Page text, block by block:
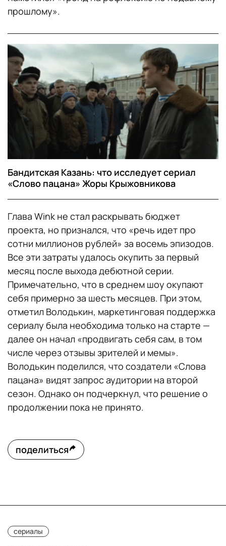
прошлому».
Бандитская Казань: что исследует сериал
«Слово пацана» Жоры Крыжовникова
Глава Wink не стал раскрывать бюджет
проекта, но признался, что «речь идет про
сотни миллионов рублей» за восемь эпизодов.
Все эти затраты удалось окупить за первый
месяц после выхода дебютной серии.
Примечательно, что в среднем шоу окупают
себя примерно за шесть месяцев. При этом,
отметил Володькин, маркетинговая поддержка
сериалу была необходима только на старте —
далее он начал «продвигать себя сам, в том
числе через отзывы зрителей и мемы».
Володькин поделился, что создатели «Слова
пацана» видят запрос аудитории на второй
сезон. Однако он подчеркнул, что решение о
продолжении пока не принято.
поделиться
сериалы